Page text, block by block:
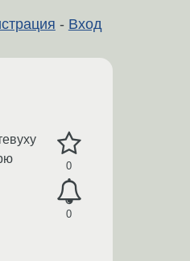
- Вход
0
0